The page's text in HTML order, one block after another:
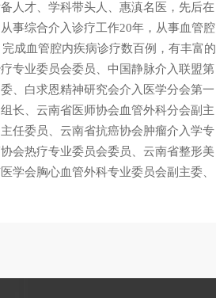
人才、学科带头人、惠滇名医，先后在
事综合介入诊疗工作20年，从事血管腔
成血管腔内疾病诊疗数百例，有丰富的
专业委员会委员、中国静脉介入联盟第
、白求恩精神研究会介入医学分会第一
长、云南省医师协会血管外科分会副主
任委员、云南省抗癌协会肿瘤介入学专
会热疗专业委员会委员、云南省整形美
学会胸心血管外科专业委员会副主委、